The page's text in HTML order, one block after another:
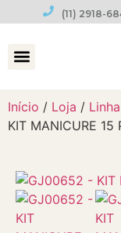
(11) 2918-
Início / Loja /
KIT MANICURE 15